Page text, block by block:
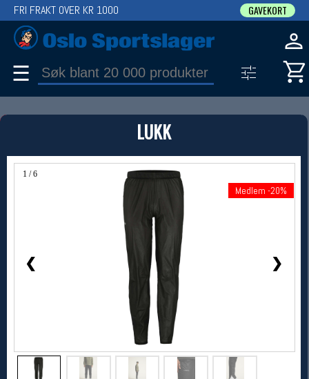
LUKK
1 / 6
❮ ❯
Medlem -20%
FRI FRAKT OVER KR 1000 GAVEKORT
☰
PRODUKT
Produkter (1)
Bruk filter til å spisse søket